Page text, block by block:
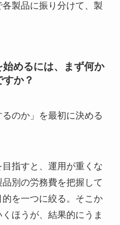
製品に振り分けて、製
めるには、まず何か
か？
るのか」を最初に決める
指すと、運用が重くな
別の労務費を把握して
を一つに絞る。そこか
ほうが、結果的にうま